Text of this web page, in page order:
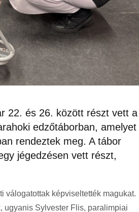
22. és 26. között részt vett a
edzőtáborban, amelyet
rendeztek meg. A tábor
jégedzésen vett részt,
válogatottak képviseltették magukat.
ugyanis Sylvester Flis, paralimpiai